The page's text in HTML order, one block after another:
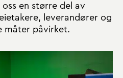
en større del av
leverandører og
måter påvirket.